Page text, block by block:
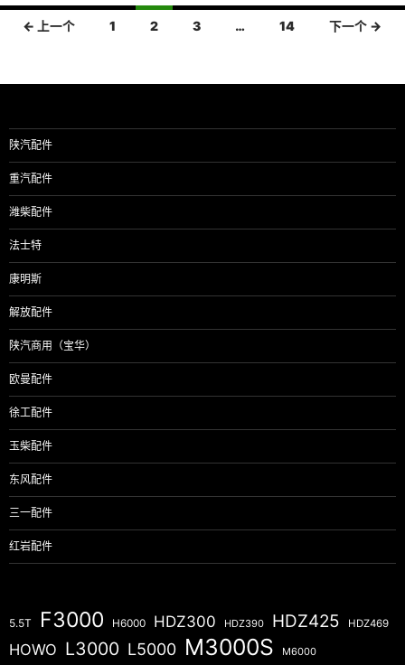
导
← 上一个 1 2 3 … 14 下一个 →
陕汽配件
重汽配件
潍柴配件
法士特
康明斯
解放配件
陕汽商用（宝华）
欧曼配件
徐工配件
玉柴配件
东风配件
三一配件
红岩配件
5.5T F3000 H6000 HDZ300 HDZ390 HDZ425 HDZ469
HOWO L3000 L5000 M3000S M6000